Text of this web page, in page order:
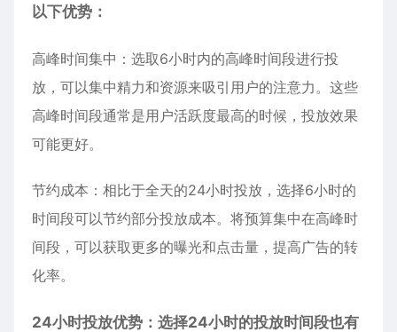
以下优势：
高峰时间集中：选取6小时内的高峰时间段进行投
放，可以集中精力和资源来吸引用户的注意力。这些
高峰时间段通常是用户活跃度最高的时候，投放效果
可能更好。
节约成本：相比于全天的24小时投放，选择6小时的
时间段可以节约部分投放成本。将预算集中在高峰时
间段，可以获取更多的曝光和点击量，提高广告的转
化率。
24小时投放优势：选择24小时的投放时间段也有